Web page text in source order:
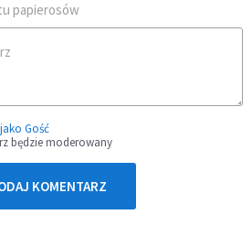
papierosów
Gość
będzie moderowany
KOMENTARZ